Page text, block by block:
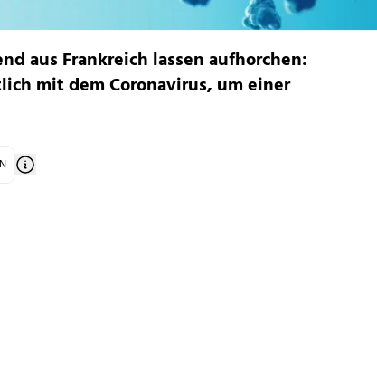
aus Frankreich lassen aufhorchen:
mit dem Coronavirus, um einer